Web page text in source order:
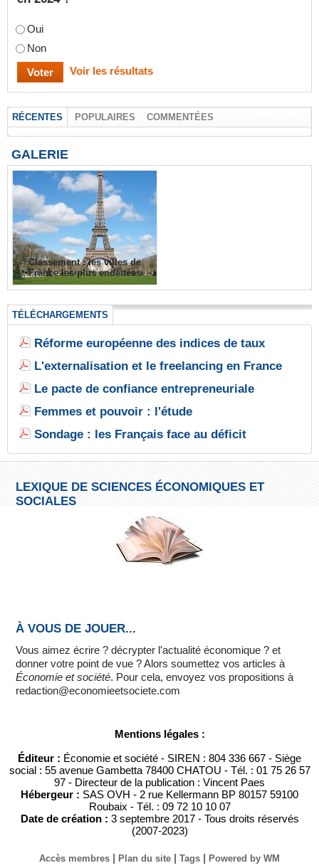
Oui
Non
Voir les résultats
RÉCENTES POPULAIRES COMMENTÉES
GALERIE
Classement : les villes de
France les plus endettées
TÉLÉCHARGEMENTS
Réforme européenne des indices de taux
L'externalisation et le freelancing en France
Le pacte de confiance entrepreneuriale
Femmes et pouvoir : l'étude
Sondage : les Français face au déficit
LEXIQUE DE SCIENCES ÉCONOMIQUES ET
SOCIALES
À VOUS DE JOUER...
Vous aimez écrire ? décrypter l'actualité économique ? et
donner votre point de vue ? Alors soumettez vos articles à
Économie et société. Pour cela, envoyez vos propositions à
redaction@economieetsociete.com
Mentions légales :
Éditeur : Économie et société - SIREN : 804 336 667 - Siège
social : 55 avenue Gambetta 78400 CHATOU - Tél. : 01 75 26 57
97 - Directeur de la publication : Vincent Paes
Hébergeur : SAS OVH - 2 rue Kellermann BP 80157 59100
Roubaix - Tél. : 09 72 10 10 07
Date de création : 3 septembre 2017 - Tous droits réservés
(2007-2023)
Accès membres | Plan du site | Tags | Powered by WM